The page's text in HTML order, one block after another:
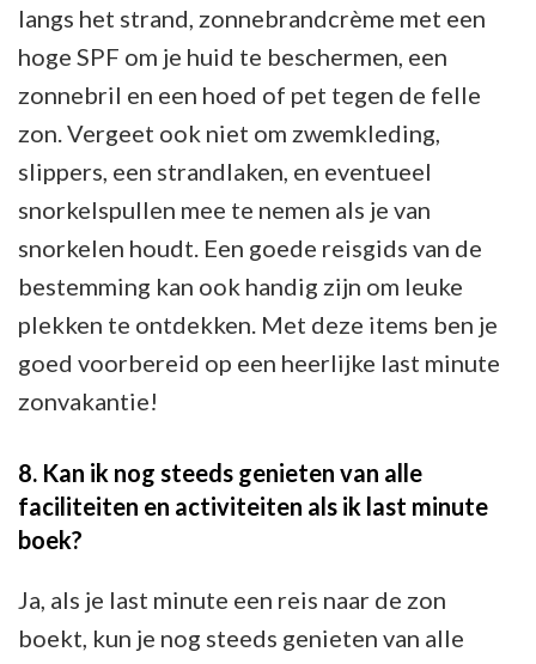
langs het strand, zonnebrandcrème met een
hoge SPF om je huid te beschermen, een
zonnebril en een hoed of pet tegen de felle
zon. Vergeet ook niet om zwemkleding,
slippers, een strandlaken, en eventueel
snorkelspullen mee te nemen als je van
snorkelen houdt. Een goede reisgids van de
bestemming kan ook handig zijn om leuke
plekken te ontdekken. Met deze items ben je
goed voorbereid op een heerlijke last minute
zonvakantie!
8. Kan ik nog steeds genieten van alle
faciliteiten en activiteiten als ik last minute
boek?
Ja, als je last minute een reis naar de zon
boekt, kun je nog steeds genieten van alle